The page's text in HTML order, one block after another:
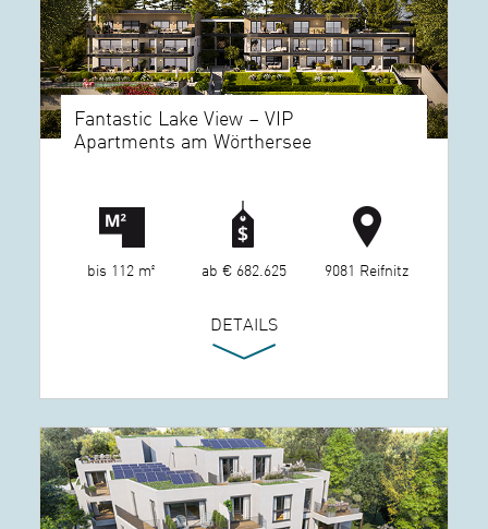
Fantastic Lake View – VIP
Apartments am Wörthersee
bis 112 m² ab € 682.625 9081 Reifnitz
DETAILS